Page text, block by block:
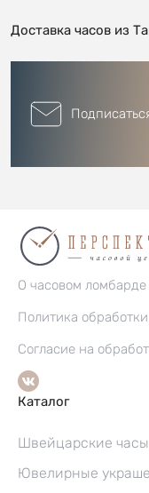
Доставка часов из
О часовом ломбарде
Политика
Согласие на
Каталог
Швейцарские часы
Ювелирные